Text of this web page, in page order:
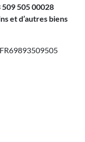
509 505 00028
et d’autres biens